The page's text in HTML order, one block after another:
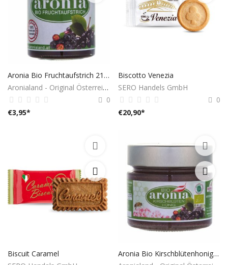
Aronia Bio Fruchtaufstrich 210 Gramm
Aronialand - Original Österreich
0
€3,95*
Biscotto Venezia
SERO Handels GmbH
0
€20,90*
Biscuit Caramel
Aronia Bio Kirschblütenhonig 250 Gramm